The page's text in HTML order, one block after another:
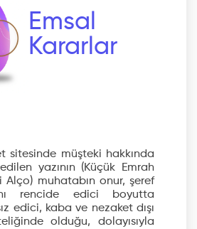
Emsal
Kararlar
sitesinde müşteki hakkında
yazının (Küçük Emrah
Alço) muhatabın onur, şeref
rencide edici boyutta
edici, kaba ve nezaket dışı
olduğu, dolayısıyla